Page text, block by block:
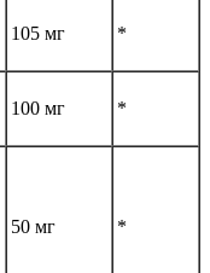
105 мг *
100 мг *
50 мг *